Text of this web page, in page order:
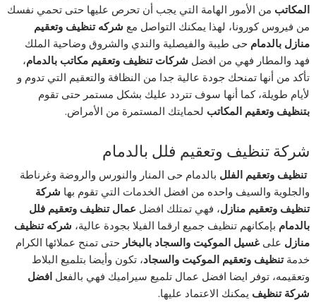
المكاتب من الأمور الهامة التي يجب أن تحرص عليها حتى تحمي نفسك
من فيروس كورونا، لهذا يمكنك التواصل مع شركه تنظيف وتعقيم
منازل بالدمام حى طيبة والفيصلية والندي والشروق وضاحية الملك
فهد والمطار فهي من افضل شركات تنظيف وتعقيم مكاتب بالدمام،
تأكد من أنها تمنحك جودة عالية جدا من النظافة والتعقيم التي تدوم و
لأيام طويلة، كما أنها سوف تتردد عليك بشكل مستمر حتى تقوم
بتنظيف وتعقيم المكاتب لحمايتك المستمرة من الأمراض.
شركة تنظيف وتعقيم فلل بالدمام
تنظيف وتعقيم الفلل بالدمام حى المنار والنورس والروضة وغرناطة
والجلوية والسيف واحده من افضل الخدمات التي تقوم بها شركة
تنظيف وتعقيم منازل، فهي تمتلك افضل عمال تنظيف وتعقيم فلل
بالدمام بإمكانهم تنظيف جميع ارقما الفيلا بجودة عالية، شركه تنظيف
منازل علىغسيل الموكيت والسجاد بالبخار حتى تمنح عملائها الكرام
خدمةتنظيف وتعقيم الموكيت والسجاد، تكون وأيضا بتلميع البلاط
وتعقيمه، توفر ايضا افضل عمال تلميع سيراميك فهي بالفعلافضل
شركة تنظيف يمكنك الاعتماد عليها.